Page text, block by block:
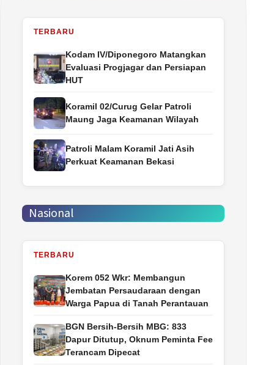
TERBARU
Kodam IV/Diponegoro Matangkan
Evaluasi Progjagar dan Persiapan
HUT
Koramil 02/Curug Gelar Patroli
Maung Jaga Keamanan Wilayah
Patroli Malam Koramil Jati Asih
Perkuat Keamanan Bekasi
Nasional
TERBARU
Korem 052 Wkr: Membangun
Jembatan Persaudaraan dengan
Warga Papua di Tanah Perantauan
BGN Bersih-Bersih MBG: 833
Dapur Ditutup, Oknum Peminta Fee
Terancam Dipecat